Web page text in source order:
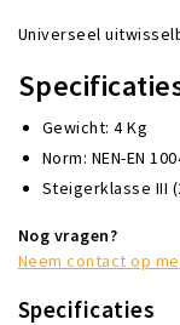
Universeel
Gewicht: 4 Kg
Norm: NEN-EN
Steigerklasse III
Nog vragen?
Neem contact op
Specificaties